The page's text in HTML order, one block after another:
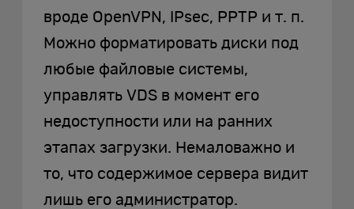
вроде OpenVPN, IPsec, PPTP и т. п.
Можно форматировать диски под
любые файловые системы,
управлять VDS в момент его
недоступности или на ранних
этапах загрузки. Немаловажно и
то, что содержимое сервера видит
лишь его администратор.